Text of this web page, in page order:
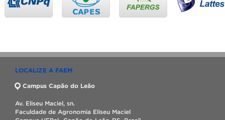
LOCALIZE A FAEM
Campus Capão do Leão
Av. Eliseu Maciel, sn.
Faculdade de Agronomia Eliseu Maciel